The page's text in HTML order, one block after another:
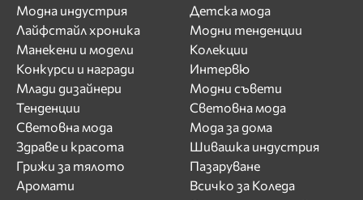
Модна индустрия
Лайфстайл хроника
Манекени и модели
Конкурси и награди
Млади дизайнери
Тенденции
Световна мода
Здраве и красота
Грижи за тялото
Аромати
Детска мода
Модни тенденции
Колекции
Интервю
Модни съвети
Световна мода
Мода за дома
Шивашка индустрия
Пазаруване
Всичко за Коледа